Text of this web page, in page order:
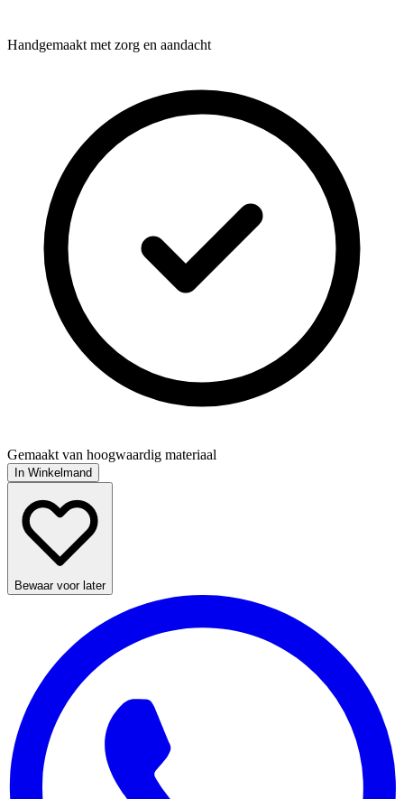
Handgemaakt met zorg en aandacht
Gemaakt van hoogwaardig materiaal
In Winkelmand
Bewaar voor later